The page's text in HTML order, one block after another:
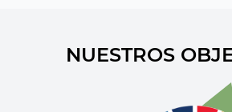
NUESTROS